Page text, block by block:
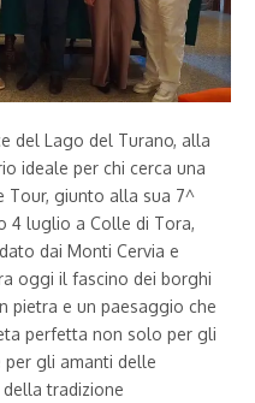
del Lago del Turano, alla
ideale per chi cerca una
Tour, giunto alla sua 7^
4 luglio a Colle di Tora,
dai Monti Cervia e
oggi il fascino dei borghi
pietra e un paesaggio che
perfetta non solo per gli
per gli amanti delle
tradizione